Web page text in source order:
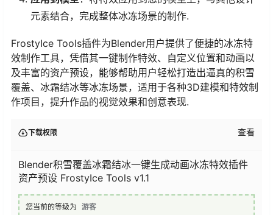
元素结合，完成整体冰冻场景的制作.
FrostyIce Tools插件为Blender用户提供了便捷的冰冻特
效制作工具，凭借其一键制作特效、自定义位置和动画以
及丰富的资产预设，能够帮助用户轻松打造出逼真的积雪
覆盖、冰霜结冰等冰冻场景，适用于各种3D建模和特效制
作项目，提升作品的视觉效果和创意表现.
下载权限 查看
Blender积雪覆盖冰霜结冰一键生成动画冰冻特效插件
资产预设 FrostyIce Tools v1.1
您当前的等级为 游客